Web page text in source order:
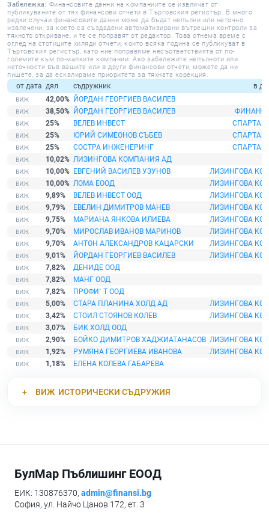
Забележка: Финансовите данни на компаниите се извличат от
публикуваните от тях финансови отчети в Търговския регистър. В много
редки случаи финансовите данни може да бъдат непълни или неточно
извлечени, за което са създадени автоматизирани вътрешни контроли за
тяхното откриване, и те се поправят от редактор. Това отнема време с
оглед на стотиците хиляди отчети, които всяка година се публикуват в
Търговския регистър, като ние поправяме несъответствията от по-
големите към по-малките компании. Ако забележите непълноти или
неточности във вашите или в други финансови отчети, можете да ни
пишете, за да ескалираме приоритета за тяхната корекция.
от дата дял съдружник
в
42,00% ЙОРДАН ГЕОРГИЕВ ВАСИЛЕВ
38,50% ЙОРДАН ГЕОРГИЕВ ВАСИЛЕВ
ФИНАНС
25%
ВЕЛЕВ ИНВЕСТ
СПАРТАК
25%
ЮРИЙ СИМЕОНОВ СЪБЕВ
СПАРТАК
25%
СОСТРА ИНЖЕНЕРИНГ
СПАРТАК
10,02% ЛИЗИНГОВА КОМПАНИЯ АД
10,00% ЕВГЕНИЙ ВАСИЛЕВ УЗУНОВ
ЛИЗИНГОВА
10,00% ЛОМА ЕООД
ЛИЗИНГОВА
9,89%
ВЕЛЕВ ИНВЕСТ ООД
ЛИЗИНГОВА
9,79%
ЕВЕЛИН ДИМИТРОВ МАНЕВ
ЛИЗИНГОВА
9,75%
МАРИАНА ЯНКОВА ИЛИЕВА
ЛИЗИНГОВА
9,70%
МИРОСЛАВ ИВАНОВ МАРИНОВ
ЛИЗИНГОВА
9,70%
АНТОН АЛЕКСАНДРОВ КАЦАРСКИ
ЛИЗИНГОВА
9,01%
ЙОРДАН ГЕОРГИЕВ ВАСИЛЕВ
ЛИЗИНГОВА
7,82%
ДЕНИДЕ ООД
7,82%
МАНГ ООД
7,82%
ПРОФИ` Т ООД
5,00%
СТАРА ПЛАНИНА ХОЛД АД
ЛИЗИНГОВА
3,42%
СТОИЛ СТОЯНОВ КОЛЕВ
ЛИЗИНГОВА
3,07%
БИК ХОЛД ООД
2,90%
БОЙКО ДИМИТРОВ ХАДЖИАТАНАСОВ ЛИЗИНГОВА
1,92%
РУМЯНА ГЕОРГИЕВА ИВАНОВА
ЛИЗИНГОВА
1,18%
ЕЛЕНА КОЛЕВА ГАБАРЕВА
ВИЖ ИСТОРИЧЕСКИ СЪДРУЖИЯ
БулМар Пъблишинг ЕООД
ЕИК: 130876370, admin@finansi.bg
София, ул. Найчо Цанов 172, ет. 3